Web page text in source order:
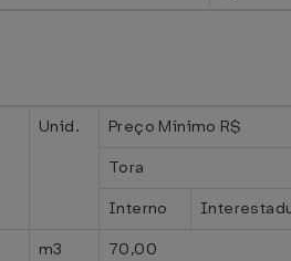
Unid.
Preço Mínimo R$
Tora
Interno
m3
70,00